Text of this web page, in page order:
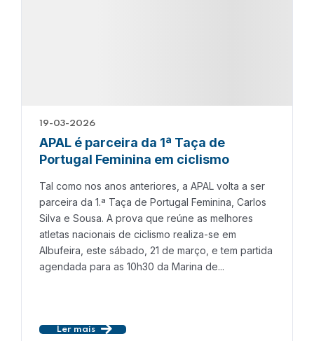
19-03-2026
APAL é parceira da 1ª Taça de
Portugal Feminina em ciclismo
Tal como nos anos anteriores, a APAL volta a ser
parceira da 1.ª Taça de Portugal Feminina, Carlos
Silva e Sousa. A prova que reúne as melhores
atletas nacionais de ciclismo realiza-se em
Albufeira, este sábado, 21 de março, e tem partida
agendada para as 10h30 da Marina de...
Ler mais